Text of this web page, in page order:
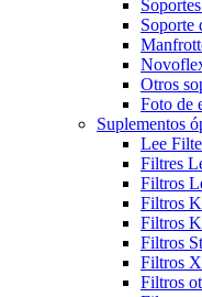
Soporte
Otros
Foto de
Suplementos
Lee
Filtres
Filtros
Filtros
Filtros
Filtros
Filtros
Filtros